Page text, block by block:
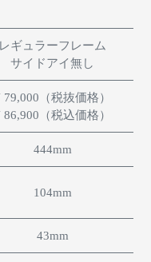
レギュラーフレーム
サイドアイ無し
79,000（税抜価格）
86,900（税込価格）
444mm
104mm
43mm